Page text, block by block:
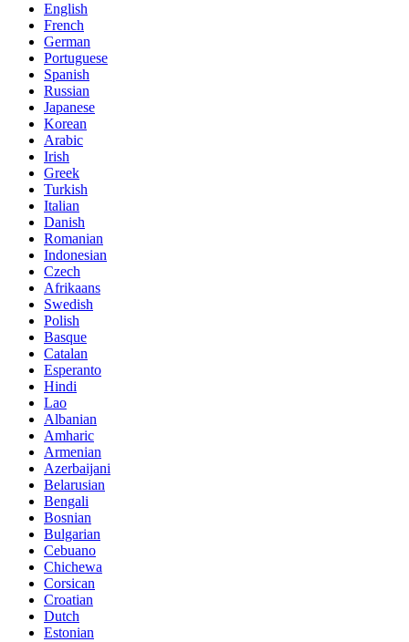
English
French
German
Portuguese
Spanish
Russian
Japanese
Korean
Arabic
Irish
Greek
Turkish
Italian
Danish
Romanian
Indonesian
Czech
Afrikaans
Swedish
Polish
Basque
Catalan
Esperanto
Hindi
Lao
Albanian
Amharic
Armenian
Azerbaijani
Belarusian
Bengali
Bosnian
Bulgarian
Cebuano
Chichewa
Corsican
Croatian
Dutch
Estonian